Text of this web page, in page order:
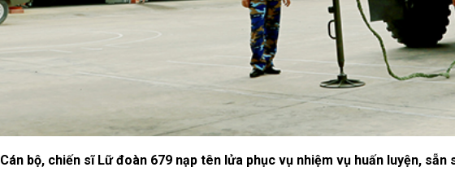
Cán bộ, chiến sĩ Lữ đoàn 679 nạp tên lửa phục vụ nhiệm vụ huấn luyện, sẵn